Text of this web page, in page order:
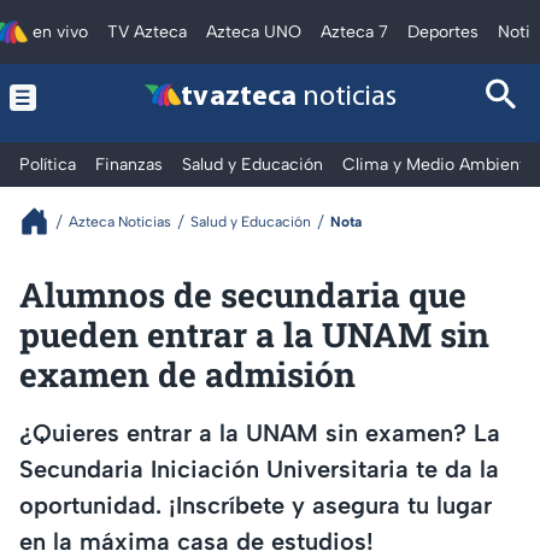
en vivo TV Azteca Azteca UNO Azteca 7 Deportes
tv azteca noticias
Política Finanzas Salud y Educación Clima y Medio Ambiente
Azteca Noticias Salud y Educación Nota
Alumnos de secundaria que
pueden entrar a la UNAM sin
examen de admisión
¿Quieres entrar a la UNAM sin examen? La
Secundaria Iniciación Universitaria te da la
oportunidad. ¡Inscríbete y asegura tu lugar
en la máxima casa de estudios!